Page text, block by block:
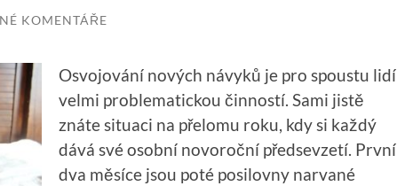
KOMENTÁŘE
Osvojování nových návyků je pro spoustu lidí
velmi problematickou činností. Sami jistě
znáte situaci na přelomu roku, kdy si každý
dává své osobní novoroční předsevzetí. První
dva měsíce jsou poté posilovny narvané